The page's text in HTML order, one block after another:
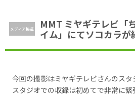
メディア掲載
MMT ミヤギテレビ「
イム」にてソコカラが
今回の撮影はミヤギテレビさんのスタ
スタジオでの収録は初めてで非常に